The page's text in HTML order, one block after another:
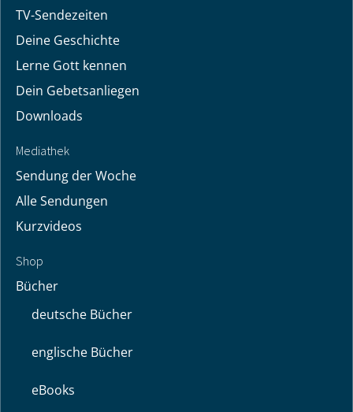
TV-Sendezeiten
Deine Geschichte
Lerne Gott kennen
Dein Gebetsanliegen
Downloads
Mediathek
Sendung der Woche
Alle Sendungen
Kurzvideos
Shop
Bücher
deutsche Bücher
englische Bücher
eBooks